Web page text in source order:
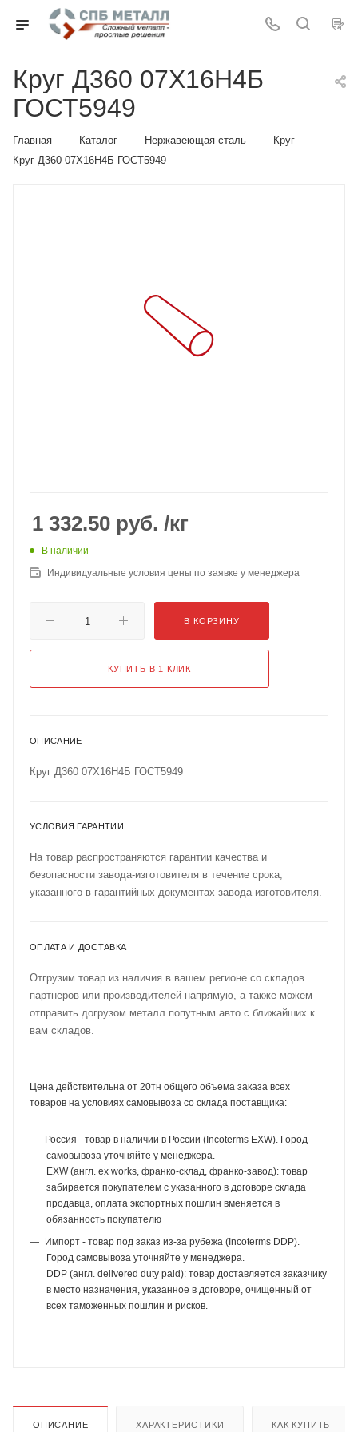
Круг Д360 07Х16Н4Б
ГОСТ5949
Главная — Каталог — Нержавеющая сталь — Круг —
Круг Д360 07Х16Н4Б ГОСТ5949
1 332.50 руб. /кг
В наличии
Индивидуальные условия цены по заявке у менеджера
В КОРЗИНУ
КУПИТЬ В 1 КЛИК
ОПИСАНИЕ
Круг Д360 07Х16Н4Б ГОСТ5949
УСЛОВИЯ ГАРАНТИИ
На товар распространяются гарантии качества и
безопасности завода-изготовителя в течение срока,
указанного в гарантийных документах завода-изготовителя.
ОПЛАТА И ДОСТАВКА
Отгрузим товар из наличия в вашем регионе со складов
партнеров или производителей напрямую, а также можем
отправить догрузом металл попутным авто с ближайших к
вам складов.
Цена действительна от 20тн общего объема заказа всех
товаров на условиях самовывоза со склада поставщика:
Россия - товар в наличии в России (Incoterms EXW). Город
самовывоза уточняйте у менеджера.
EXW (англ. ex works, франко-склад, франко-завод): товар
забирается покупателем с указанного в договоре склада
продавца, оплата экспортных пошлин вменяется в
обязанность покупателю
Импорт - товар под заказ из-за рубежа (Incoterms DDP).
Город самовывоза уточняйте у менеджера.
DDP (англ. delivered duty paid): товар доставляется заказчику
в место назначения, указанное в договоре, очищенный от
всех таможенных пошлин и рисков.
ОПИСАНИЕ ХАРАКТЕРИСТИКИ КАК КУПИТЬ